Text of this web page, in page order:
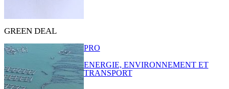
GREEN DEAL
PRO
ENERGIE, ENVIRONNEMENT ET
TRANSPORT